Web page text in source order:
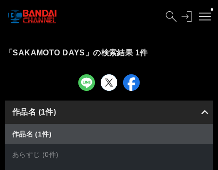
「SAKAMOTO DAYS」の検索結果 1件
作品名 (1件)
作品名 (1件)
あらすじ (0件)